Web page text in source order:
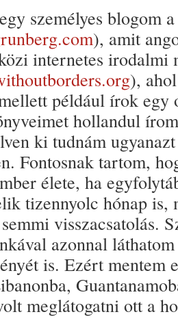
személyes blogom
), amit
internetes irodalmi
),
például írok egy
hollandul
ki tudnám
Fontosnak tartom,
élete, ha
tizennyolc hónap is,
visszacsatolás.
azonnal
is. Ezért mentem
meglátogatni ott a